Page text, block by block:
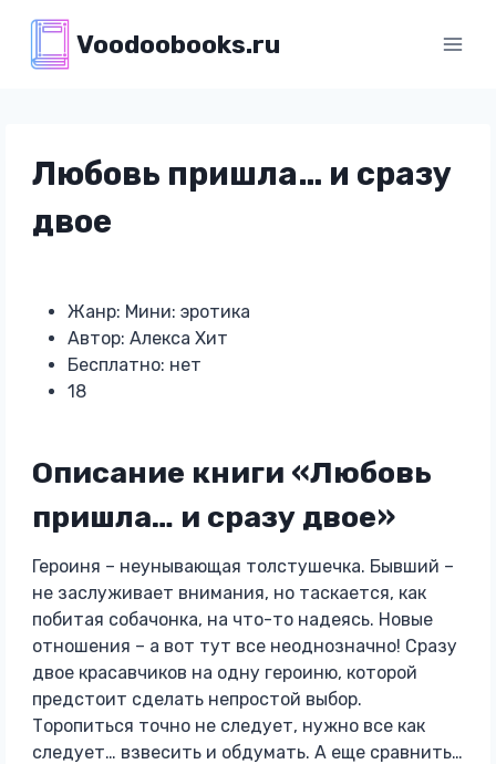
содержимому
Voodoobooks.ru
Любовь пришла… и сразу
двое
Жанр: Мини: эротика
Автор: Алекса Хит
Бесплатно: нет
18
Описание книги «Любовь
пришла… и сразу двое»
Героиня – неунывающая толстушечка. Бывший –
не заслуживает внимания, но таскается, как
побитая собачонка, на что-то надеясь. Новые
отношения – а вот тут все неоднозначно! Сразу
двое красавчиков на одну героиню, которой
предстоит сделать непростой выбор.
Торопиться точно не следует, нужно все как
следует… взвесить и обдумать. А еще сравнить…